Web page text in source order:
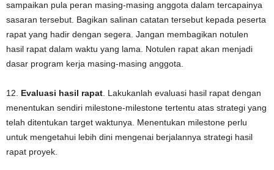
sampaikan pula peran masing-masing anggota dalam tercapainya
sasaran tersebut. Bagikan salinan catatan tersebut kepada peserta
rapat yang hadir dengan segera. Jangan membagikan notulen
hasil rapat dalam waktu yang lama. Notulen rapat akan menjadi
dasar program kerja masing-masing anggota.
12. Evaluasi hasil rapat . Lakukanlah evaluasi hasil rapat dengan
menentukan sendiri milestone-milestone tertentu atas strategi yang
telah ditentukan target waktunya. Menentukan milestone perlu
untuk mengetahui lebih dini mengenai berjalannya strategi hasil
rapat proyek.